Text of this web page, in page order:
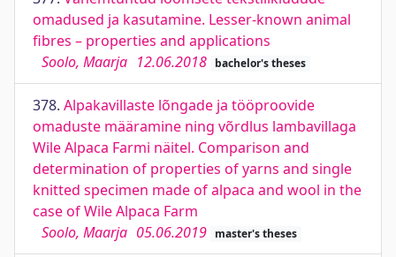
omadused ja kasutamine. Lesser-known animal
fibres – properties and applications
Soolo, Maarja 12.06.2018 bachelor's theses
378. Alpakavillaste lõngade ja tööproovide
omaduste määramine ning võrdlus lambavillaga
Wile Alpaca Farmi näitel. Comparison and
determination of properties of yarns and single
knitted specimen made of alpaca and wool in the
case of Wile Alpaca Farm
Soolo, Maarja 05.06.2019 master's theses